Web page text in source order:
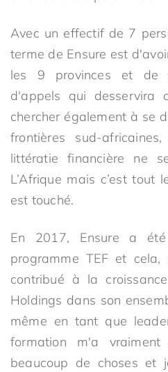
Avec un effectif de 7
terme de Ensure est
les 9 provinces et de
d'appels qui desservira
chercher également à se
frontières sud-
littératie financière ne
L’Afrique mais c’est tout
est touché.
En 2017, Ensure a
programme TEF et
contribué à la
Holdings dans son
même en tant que
formation m'a
beaucoup de choses et